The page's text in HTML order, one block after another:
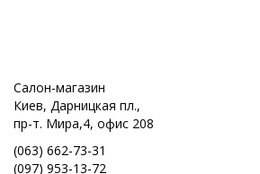
Салон-магазин
Киев, Дарницкая пл.,
пр-т. Мира,4, офис 208
(063) 662-73-31
(097) 953-13-72